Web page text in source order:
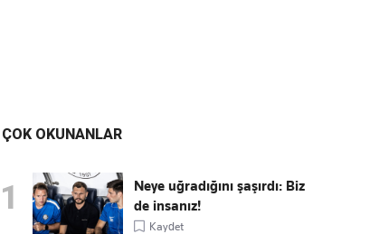
ÇOK OKUNANLAR
1
Neye uğradığını şaşırdı: Biz
de insanız!
Kaydet